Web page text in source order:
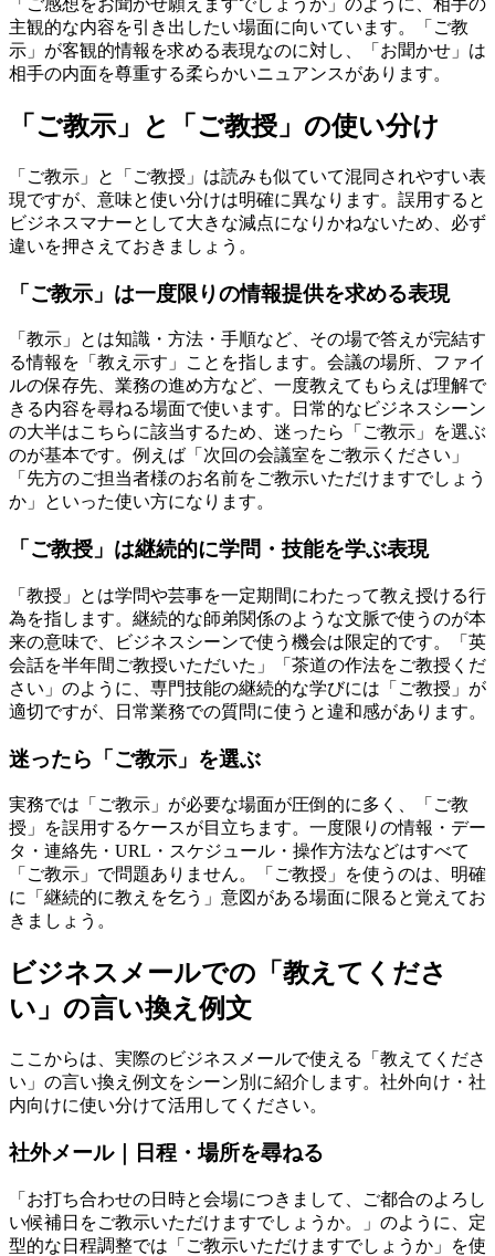
「ご感想をお聞かせ願えますでしょうか」のように、相手の
主観的な内容を引き出したい場面に向いています。「ご教
示」が客観的情報を求める表現なのに対し、「お聞かせ」は
相手の内面を尊重する柔らかいニュアンスがあります。
「ご教示」と「ご教授」の使い分け
「ご教示」と「ご教授」は読みも似ていて混同されやすい表
現ですが、意味と使い分けは明確に異なります。誤用すると
ビジネスマナーとして大きな減点になりかねないため、必ず
違いを押さえておきましょう。
「ご教示」は一度限りの情報提供を求める表現
「教示」とは知識・方法・手順など、その場で答えが完結す
る情報を「教え示す」ことを指します。会議の場所、ファイ
ルの保存先、業務の進め方など、一度教えてもらえば理解で
きる内容を尋ねる場面で使います。日常的なビジネスシーン
の大半はこちらに該当するため、迷ったら「ご教示」を選ぶ
のが基本です。例えば「次回の会議室をご教示ください」
「先方のご担当者様のお名前をご教示いただけますでしょう
か」といった使い方になります。
「ご教授」は継続的に学問・技能を学ぶ表現
「教授」とは学問や芸事を一定期間にわたって教え授ける行
為を指します。継続的な師弟関係のような文脈で使うのが本
来の意味で、ビジネスシーンで使う機会は限定的です。「英
会話を半年間ご教授いただいた」「茶道の作法をご教授くだ
さい」のように、専門技能の継続的な学びには「ご教授」が
適切ですが、日常業務での質問に使うと違和感があります。
迷ったら「ご教示」を選ぶ
実務では「ご教示」が必要な場面が圧倒的に多く、「ご教
授」を誤用するケースが目立ちます。一度限りの情報・デー
タ・連絡先・URL・スケジュール・操作方法などはすべて
「ご教示」で問題ありません。「ご教授」を使うのは、明確
に「継続的に教えを乞う」意図がある場面に限ると覚えてお
きましょう。
ビジネスメールでの「教えてくださ
い」の言い換え例文
ここからは、実際のビジネスメールで使える「教えてくださ
い」の言い換え例文をシーン別に紹介します。社外向け・社
内向けに使い分けて活用してください。
社外メール｜日程・場所を尋ねる
「お打ち合わせの日時と会場につきまして、ご都合のよろし
い候補日をご教示いただけますでしょうか。」のように、定
型的な日程調整では「ご教示いただけますでしょうか」を使